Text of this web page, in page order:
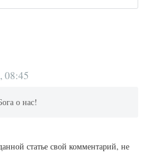
08:45
о нас!
статье свой комментарий, не